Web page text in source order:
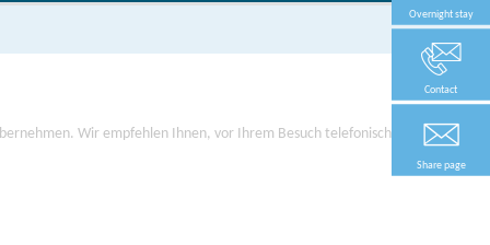
Wir empfehlen Ihnen, vor Ihrem Besuch telefonisch / per
Overnight stay
Contact
Share page